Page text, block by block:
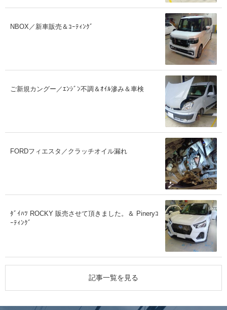
NBOX／新車販売＆ｺｰﾃｨﾝｸﾞ
ご新規カングー／ｴﾝｼﾞﾝ不調＆ｵｲﾙ滲み＆車検
FORDフィエスタ／クラッチオイル漏れ
ﾀﾞｲﾊﾂ ROCKY 販売させて頂きました。＆ Pineryｺ
ｰﾃｨﾝｸﾞ
記事一覧を見る